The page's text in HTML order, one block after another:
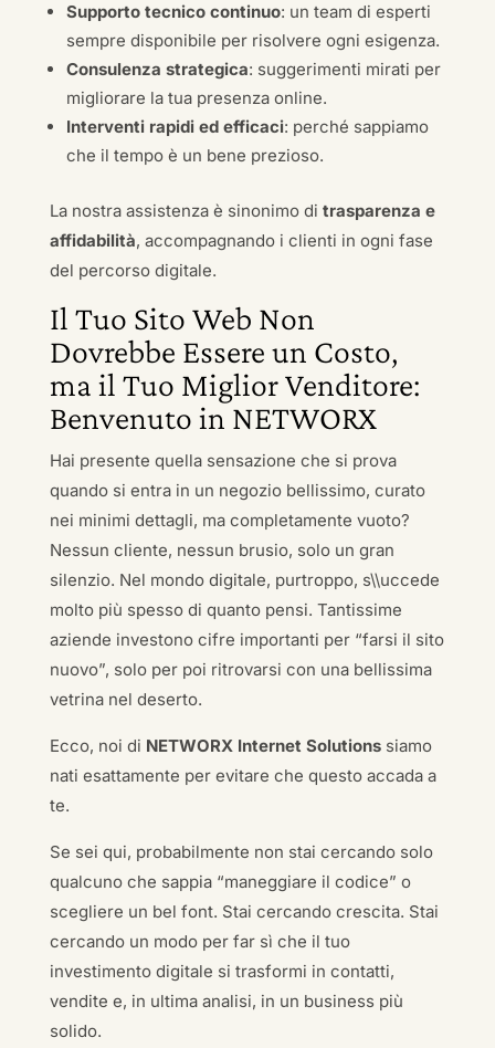
Supporto tecnico continuo: un team di esperti
sempre disponibile per risolvere ogni esigenza.
Consulenza strategica: suggerimenti mirati per
migliorare la tua presenza online.
Interventi rapidi ed efficaci: perché sappiamo
che il tempo è un bene prezioso.
La nostra assistenza è sinonimo di trasparenza e
affidabilità, accompagnando i clienti in ogni fase
del percorso digitale.
Il Tuo Sito Web Non
Dovrebbe Essere un Costo,
ma il Tuo Miglior Venditore:
Benvenuto in NETWORX
Hai presente quella sensazione che si prova
quando si entra in un negozio bellissimo, curato
nei minimi dettagli, ma completamente vuoto?
Nessun cliente, nessun brusio, solo un gran
silenzio. Nel mondo digitale, purtroppo, s\\uccede
molto più spesso di quanto pensi. Tantissime
aziende investono cifre importanti per “farsi il sito
nuovo”, solo per poi ritrovarsi con una bellissima
vetrina nel deserto.
Ecco, noi di NETWORX Internet Solutionssiamo
nati esattamente per evitare che questo accada a
te.
Se sei qui, probabilmente non stai cercando solo
qualcuno che sappia “maneggiare il codice” o
scegliere un bel font. Stai cercando crescita. Stai
cercando un modo per far sì che il tuo
investimento digitale si trasformi in contatti,
vendite e, in ultima analisi, in un business più
solido.